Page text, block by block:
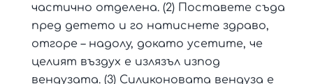
частично отделена. (2) Поставете съда
пред детето и го натиснете здраво,
отгоре – надолу, докато усетите, че
целият въздух е излязъл изпод
вендузата. (3) Силиконовата вендуза е